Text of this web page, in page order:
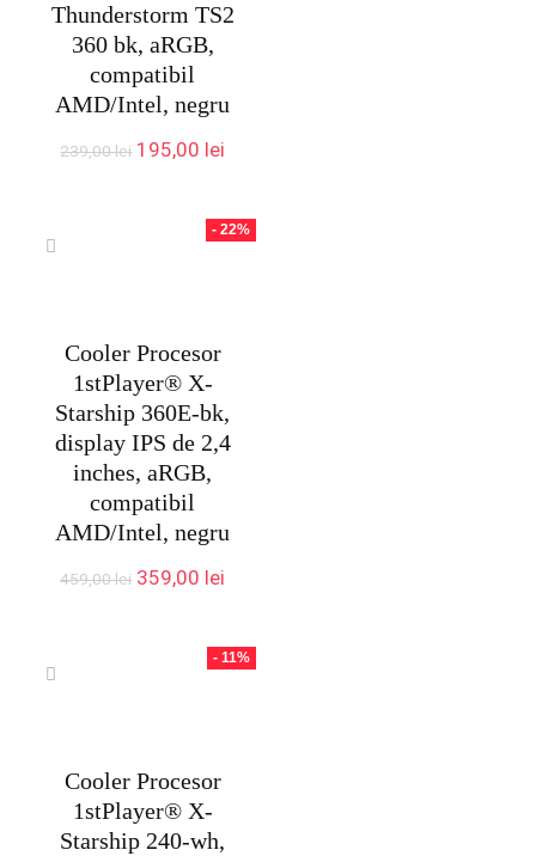
Thunderstorm TS2
360 bk, aRGB,
compatibil
AMD/Intel, negru
239,00lei Prețul
239,00 lei.
195,00 lei
195,00 lei.
- 22%
Cooler Procesor
1stPlayer® X-
Starship 360E-bk,
display IPS de 2,4
inches, aRGB,
compatibil
AMD/Intel, negru
459,00lei Prețul
459,00 lei.
359,00 lei
359,00 lei.
- 11%
Cooler Procesor
1stPlayer® X-
Starship 240-wh,